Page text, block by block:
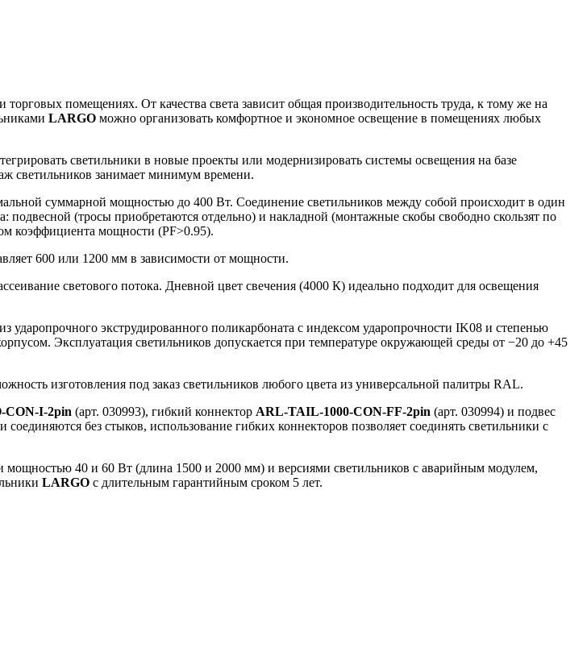
помещениях. От качества света зависит общая производительность труда, к тому же на
LARGO можно организовать комфортное и экономное освещение в помещениях любых
светильники в новые проекты или модернизировать системы освещения на базе
светильников занимает минимум времени.
суммарной мощностью до 400 Вт. Соединение светильников между собой происходит в один
(тросы приобретаются отдельно) и накладной (монтажные скобы свободно скользят по
коэффициента мощности (PF>0.95).
600 или 1200 мм в зависимости от мощности.
светового потока. Дневной цвет свечения (4000 К) идеально подходит для освещения
ударопрочного экструдированного поликарбоната с индексом ударопрочности IK08 и степенью
Эксплуатация светильников допускается при температуре окружающей среды от −20 до +45
изготовления под заказ светильников любого цвета из универсальной палитры RAL.
CON-I-2pin (арт. 030993), гибкий коннектор ARL-TAIL-1000-CON-FF-2pin (арт. 030994) и подвес
без стыков, использование гибких коннекторов позволяет соединять светильники с
мощностью 40 и 60 Вт (длина 1500 и 2000 мм) и версиями светильников с аварийным модулем,
LARGO с длительным гарантийным сроком 5 лет.